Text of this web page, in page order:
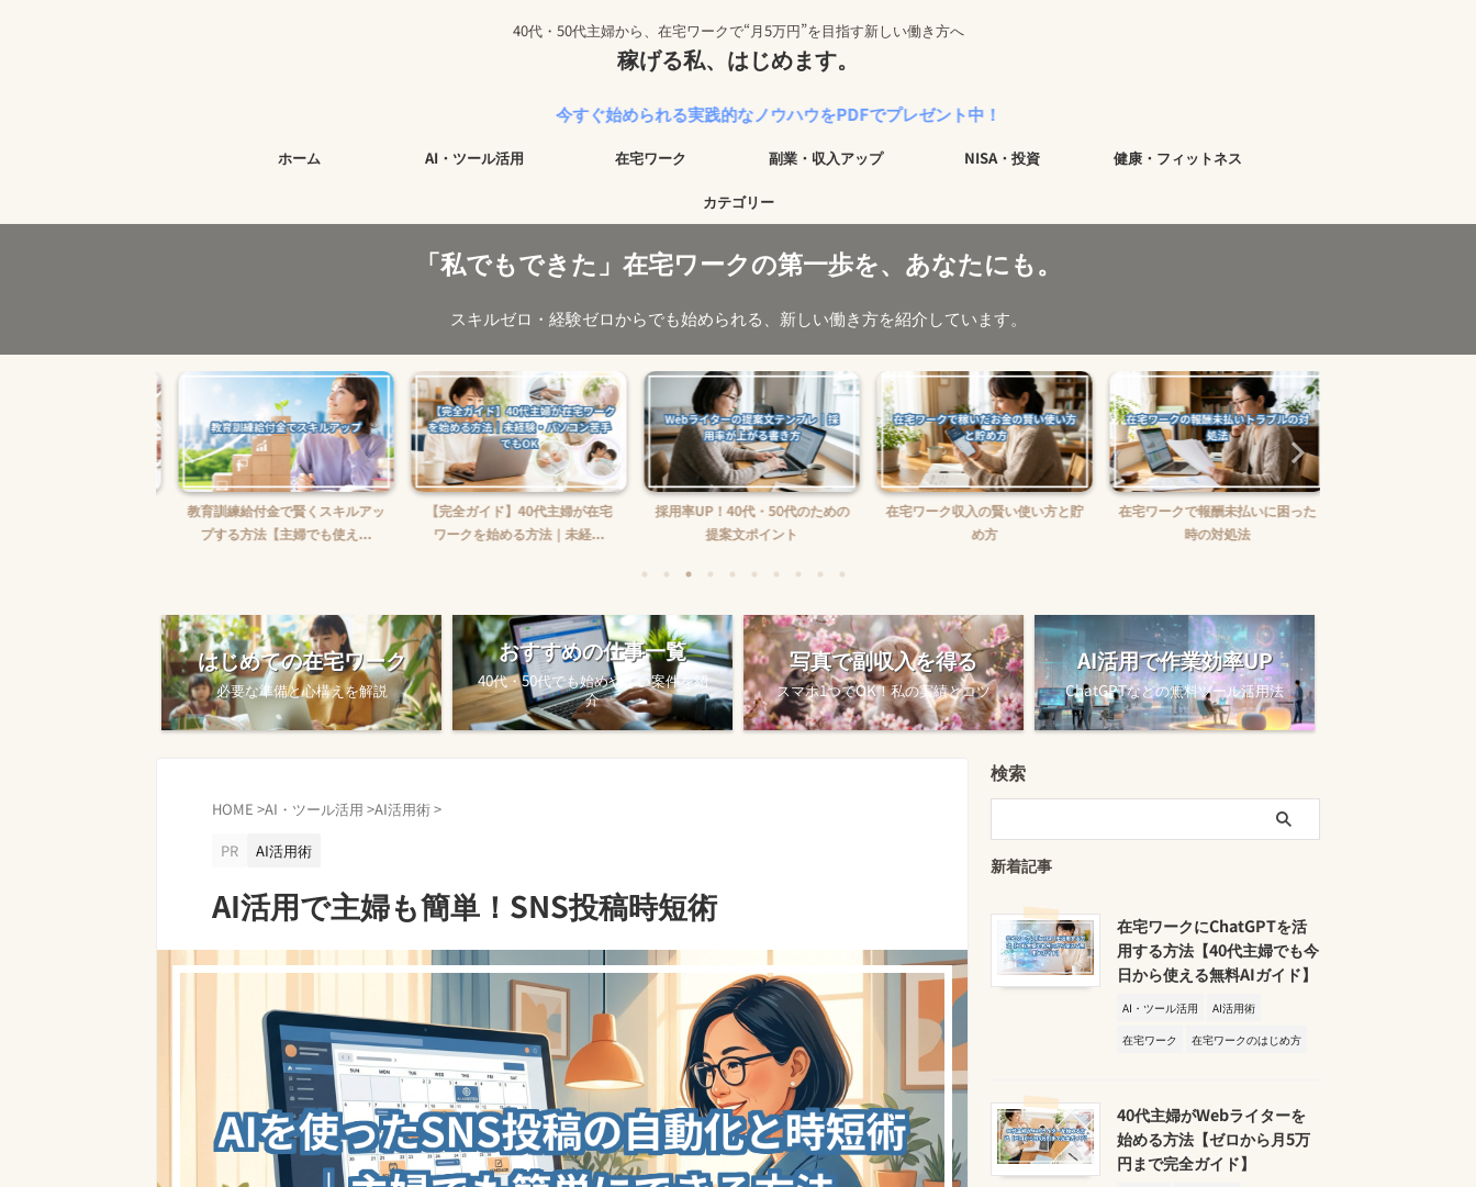
40代・50代主婦から、在宅ワークで“月5万円”を目指す新しい働き方へ
稼げる私、はじめます。
今すぐ始められる実践的なノウハウをPDFでプレゼント中！
ホーム AI・ツール活用 在宅ワーク 副業・収入アップ NISA・投資 健康・フィットネス
カテゴリー
「私でもできた」在宅ワークの第一歩を、あなたにも。
スキルゼロ・経験ゼロからでも始められる、新しい働き方を紹介しています。
教育訓練給付金で賢くスキルアッ
プする方法【主婦でも使え...
【完全ガイド】40代主婦が在宅
ワークを始める方法｜未経...
採用率UP！40代・50代のための
提案文ポイント
在宅ワーク収入の賢い使い方と貯
め方
在宅ワークで報酬未払いに困った
時の対処法
はじめての在宅ワーク
必要な準備と心構えを解説
おすすめの仕事一覧
40代・50代でも始めやすい案件を紹
介
写真で副収入を得る
スマホ1つでOK！私の実績とコツ
AI活用で作業効率UP
ChatGPTなどの無料ツール活用法
HOME >AI・ツール活用 >AI活用術>
PR
AI活用術
AI活用で主婦も簡単！SNS投稿時短術
検索
新着記事
在宅ワークにChatGPTを活
用する方法【40代主婦でも今
日から使える無料AIガイド】
AI・ツール活用
AI活用術
在宅ワーク
在宅ワークのはじめ方
40代主婦がWebライターを
始める方法【ゼロから月5万
円まで完全ガイド】